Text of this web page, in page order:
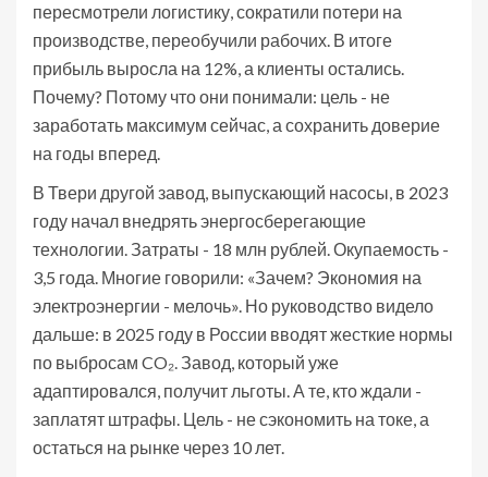
пересмотрели логистику, сократили потери на
производстве, переобучили рабочих. В итоге
прибыль выросла на 12%, а клиенты остались.
Почему? Потому что они понимали: цель - не
заработать максимум сейчас, а сохранить доверие
на годы вперед.
В Твери другой завод, выпускающий насосы, в 2023
году начал внедрять энергосберегающие
технологии. Затраты - 18 млн рублей. Окупаемость -
3,5 года. Многие говорили: «Зачем? Экономия на
электроэнергии - мелочь». Но руководство видело
дальше: в 2025 году в России вводят жесткие нормы
по выбросам CO₂. Завод, который уже
адаптировался, получит льготы. А те, кто ждали -
заплатят штрафы. Цель - не сэкономить на токе, а
остаться на рынке через 10 лет.